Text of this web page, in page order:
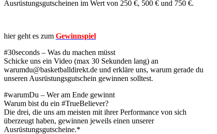
Ausrüstungsgutscheinen im Wert von 250 €, 500 € und 750 €.
hier geht es zum Gewinnspiel
#30seconds – Was du machen müsst
Schicke uns ein Video (max 30 Sekunden lang) an
warumdu@basketballdirekt.de und erkläre uns, warum gerade du
unseren Ausrüstungsgutschein gewinnen solltest.
#warumDu – Wer am Ende gewinnt
Warum bist du ein #TrueBeliever?
Die drei, die uns am meisten mit ihrer Performance von sich
überzeugt haben, gewinnen jeweils einen unserer
Ausrüstungsgutscheine.*